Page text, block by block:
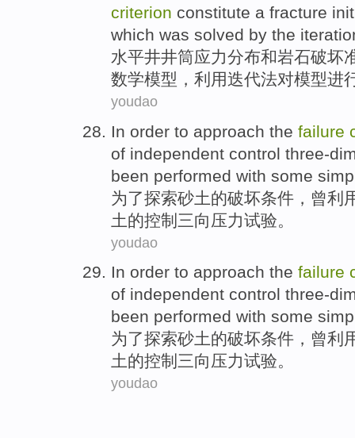
criterion constitute a fracture
which was solved by the
水平井井筒应力分布和岩石破坏
数学模型 ，利用迭代法对模型进
youdao
In order to approach the failure
of independent control three-
been performed with some
为了探索砂土的破坏条件 ， 曾利
土的控制三向 压力试验 。
youdao
In order to approach the failure
of independent control three-
been performed with some
为了探索砂土的破坏条件 ， 曾利
土的控制 三向 压力试验。
youdao